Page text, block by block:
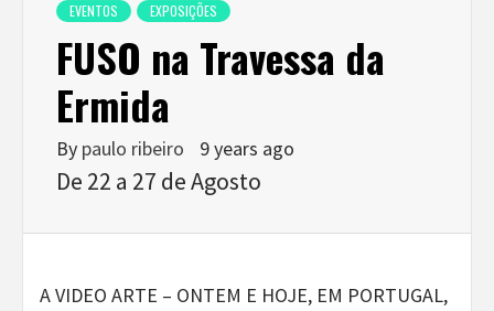
EVENTOS EXPOSIÇÕES
FUSO na Travessa da
Ermida
By paulo ribeiro 9 years ago
De 22 a 27 de Agosto
A VIDEO ARTE – ONTEM E HOJE, EM PORTUGAL,